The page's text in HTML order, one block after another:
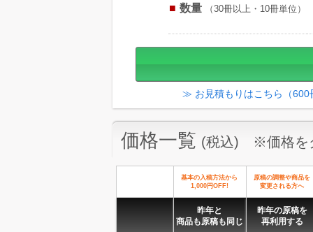
数量 （30冊以上・10冊単位）
≫ お見積もりはこちら（600
価格一覧 (税込) ※価格を
基本の入稿方法から
1,000円OFF!
原稿の調整や商品を
変更される方へ
昨年と
商品も原稿も同じ
昨年の原稿を
再利用する